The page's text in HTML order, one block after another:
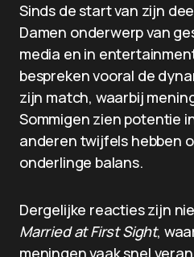
Sinds de start van zijn
Damen onderwerp van
media en in
bespreken vooral de
zijn match, waarbij
Sommigen zien potentie
anderen twijfels hebben
onderlinge balans.
Dergelijke reacties zijn
Married at First Sight,
meningen vaak snel